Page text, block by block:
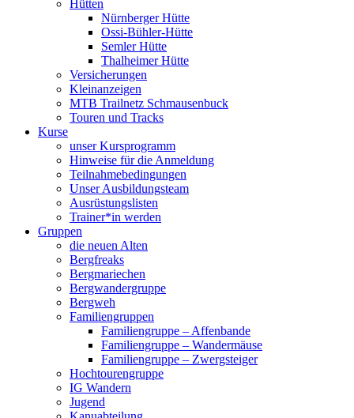
Hütten
Nürnberger Hütte
Ossi-Bühler-Hütte
Semler Hütte
Thalheimer Hütte
Versicherungen
Kleinanzeigen
MTB Trailnetz Schmausenbuck
Touren und Tracks
Kurse
unser Kursprogramm
Hinweise für die Anmeldung
Teilnahmebedingungen
Unser Ausbildungsteam
Ausrüstungslisten
Trainer*in werden
Gruppen
die neuen Alten
Bergfreaks
Bergmariechen
Bergwandergruppe
Bergweh
Familiengruppen
Familiengruppe – Affenbande
Familiengruppe – Wandermäuse
Familiengruppe – Zwergsteiger
Hochtourengruppe
IG Wandern
Jugend